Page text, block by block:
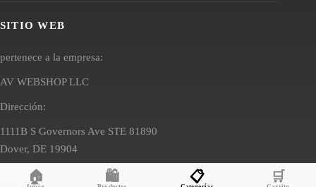
SITIO WEB
pertenece a la empresa:
AV WEBSHOP LLC
Dirección:
1111B S Governors Ave STE 81890
Dover, DE 19904
EE. UU.
🏠 🛍️ 📋 🛒